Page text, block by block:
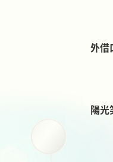
外借
陽光